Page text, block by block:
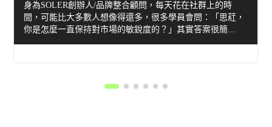
身為SOLER創辦人/品牌整合顧問，每天花在社群上的時
間，可能比大多數人想像得還多，很多學員會問：「思葒，
你是怎麼一直保持對市場的敏銳度的？」其實答案很簡…